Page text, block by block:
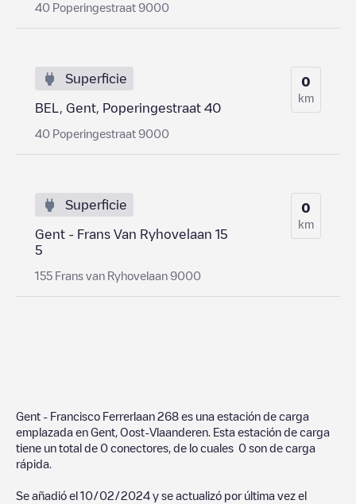
40 Poperingestraat 9000
Superficie
BEL, Gent, Poperingestraat 40
40 Poperingestraat 9000
0
km
Superficie
Gent - Frans Van Ryhovelaan 15
5
155 Frans van Ryhovelaan 9000
0
km
Gent - Francisco Ferrerlaan 268 es una estación de carga
emplazada en Gent Oost-Vlaanderen . Esta estación de carga
tiene un total de 0 conectores, de lo cuales 0 son de carga
rápida.
Se añadió el 10/02/2024 y se actualizó por última vez el